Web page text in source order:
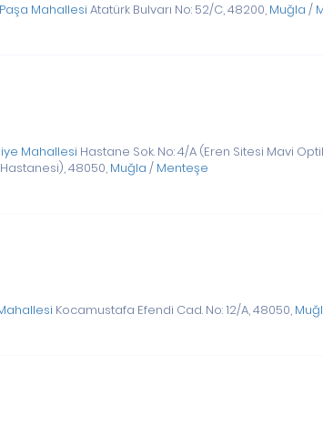
Mahallesi Atatürk Bulvarı No: 52/C, 48200, Muğla /
Mahallesi Hastane Sok. No: 4/A (Eren Sitesi Mavi
48050, Muğla / Menteşe
Kocamustafa Efendi Cad. No: 12/A, 48050,